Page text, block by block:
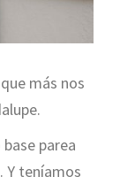
más nos
parea
Y teníamos